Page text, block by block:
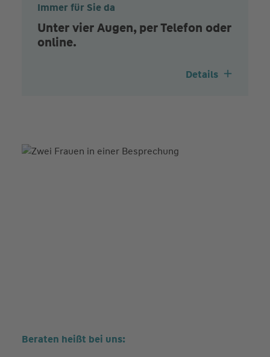
Immer für Sie da
Unter vier Augen, per Telefon oder
online.
Details
Beraten heißt bei uns: